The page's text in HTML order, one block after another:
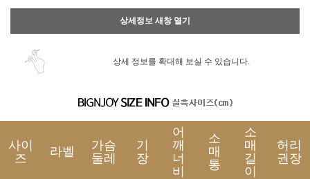
상세정보 새창 열기
상세 정보를 확대해 보실 수 있습니다.
사이
즈
라벨
가슴
둘레
기
장
어
깨
너
비
소
매
통
소
매
길
이
허리
권장